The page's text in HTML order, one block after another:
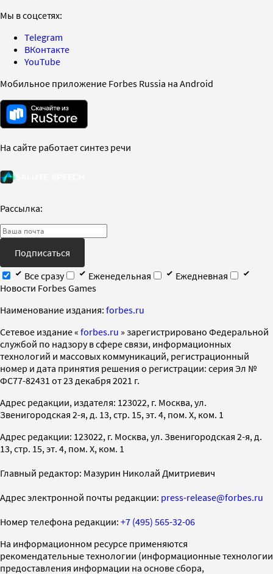
Мы в соцсетях:
Telegram
ВКонтакте
YouTube
Мобильное приложение Forbes Russia на Android
На сайте работает синтез речи
Рассылка:
Подписаться
Все сразу
Еженедельная
Ежедневная
Новости Forbes Games
Наименование издания: forbes.ru
Cетевое издание « forbes.ru » зарегистрировано Федеральной
службой по надзору в сфере связи, информационных
технологий и массовых коммуникаций, регистрационный
номер и дата принятия решения о регистрации: серия Эл №
ФС77-82431 от 23 декабря 2021 г.
Адрес редакции, издателя: 123022, г. Москва, ул.
Звенигородская 2-я, д. 13, стр. 15, эт. 4, пом. X, ком. 1
Адрес редакции: 123022, г. Москва, ул. Звенигородская 2-я, д.
13, стр. 15, эт. 4, пом. X, ком. 1
Главный редактор: Мазурин Николай Дмитриевич
Адрес электронной почты редакции: press-release@forbes.ru
Номер телефона редакции: +7 (495) 565-32-06
На информационном ресурсе применяются
рекомендательные технологии (информационные технологии
предоставления информации на основе сбора,